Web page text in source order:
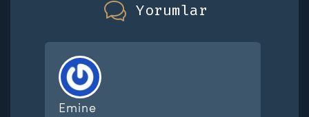
Yorumlar
Emine